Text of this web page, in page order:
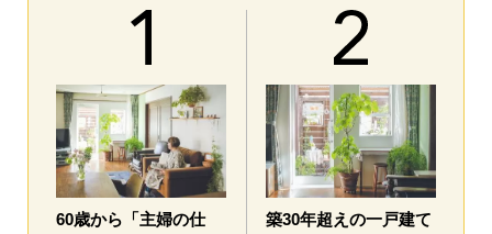
60歳から「主婦の仕
築30年超えの一戸建て